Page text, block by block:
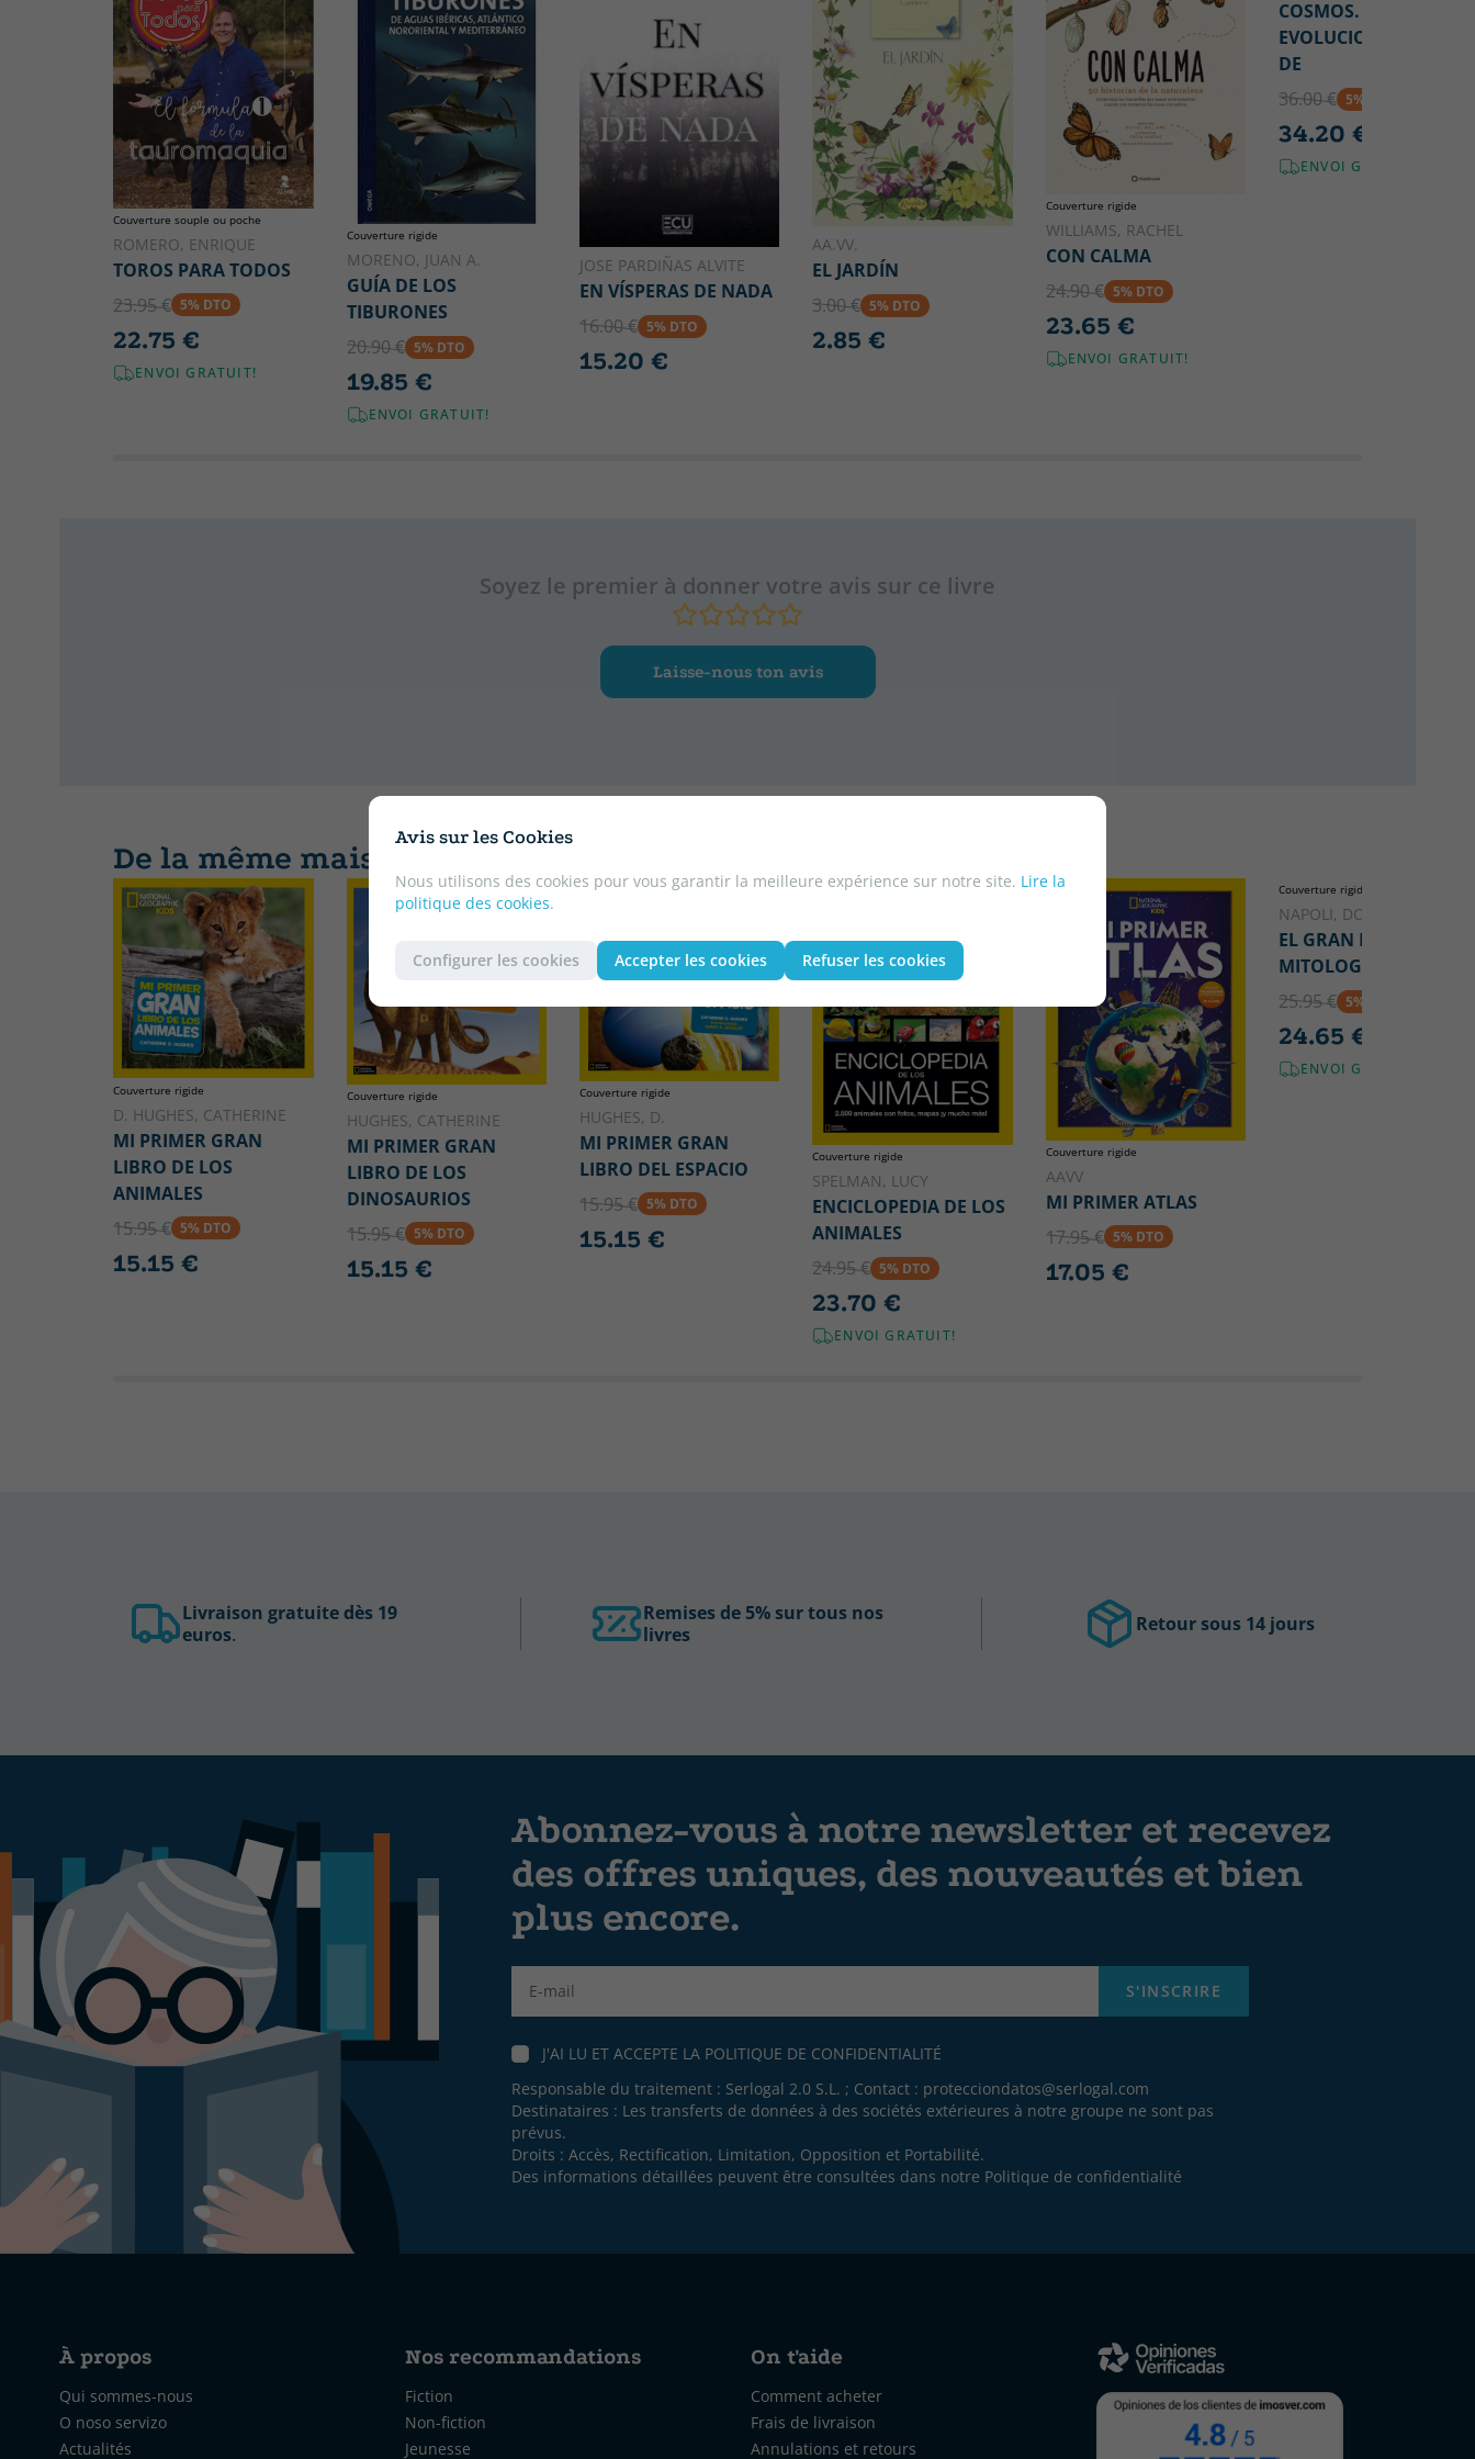
Avis sur les Cookies
Nous utilisons des cookies pour vous garantir la meilleure expérience sur notre site. Lire la
politique des cookies.
Configurer les cookies Accepter les cookies Refuser les cookies
Couverture souple ou poche
ROMERO, ENRIQUE
TOROS PARA TODOS
23.95 € 5% DTO
22.75 €
ENVOI GRATUIT!
Couverture rigide
MORENO, JUAN A.
GUÍA DE LOS
TIBURONES
20.90 € 5% DTO
19.85 €
ENVOI GRATUIT!
JOSE PARDIÑAS ALVITE
EN VÍSPERAS DE NADA
16.00 € 5% DTO
15.20 €
AA.VV.
EL JARDÍN
3.00 € 5% DTO
2.85 €
Couverture rigide
WILLIAMS, RACHEL
CON CALMA
24.90 € 5% DTO
23.65 €
ENVOI GRATUIT!
COSMOS. UNA
EVOLUCION COSMICA
DE
36.00 € 5% DTO
34.20 €
ENVOI GRATUIT!
Soyez le premier à donner votre avis sur ce livre
Laisse-nous ton avis
De la même maison d'édition
Couverture rigide
D. HUGHES, CATHERINE
MI PRIMER GRAN
LIBRO DE LOS
ANIMALES
15.95 € 5% DTO
15.15 €
Couverture rigide
HUGHES, CATHERINE
MI PRIMER GRAN
LIBRO DE LOS
DINOSAURIOS
15.95 € 5% DTO
15.15 €
Couverture rigide
HUGHES, D.
MI PRIMER GRAN
LIBRO DEL ESPACIO
15.95 € 5% DTO
15.15 €
Couverture rigide
SPELMAN, LUCY
ENCICLOPEDIA DE LOS
ANIMALES
24.95 € 5% DTO
23.70 €
ENVOI GRATUIT!
Couverture rigide
AAVV
MI PRIMER ATLAS
17.95 € 5% DTO
17.05 €
Couverture rigide
NAPOLI, DONNA JO
EL GRAN LIBRO DE LA
MITOLOGÍA GRIEGA
25.95 € 5% DTO
24.65 €
ENVOI GRATUIT!
Livraison gratuite dès 19
euros.
Remises de 5% sur tous nos
livres
Retour sous 14 jours
Abonnez-vous à notre newsletter et recevez
des offres uniques, des nouveautés et bien
plus encore.
S'INSCRIRE
J'AI LU ET ACCEPTE LA POLITIQUE DE CONFIDENTIALITÉ
Responsable du traitement : Serlogal 2.0 S.L. ; Contact : protecciondatos@serlogal.com
Destinataires : Les transferts de données à des sociétés extérieures à notre groupe ne sont pas
prévus.
Droits : Accès, Rectification, Limitation, Opposition et Portabilité.
Des informations détaillées peuvent être consultées dans notre Politique de confidentialité
À propos
Qui sommes-nous
O noso servizo
Actualités
Nos recommandations
Fiction
Non-fiction
Jeunesse
On t'aide
Comment acheter
Frais de livraison
Annulations et retours